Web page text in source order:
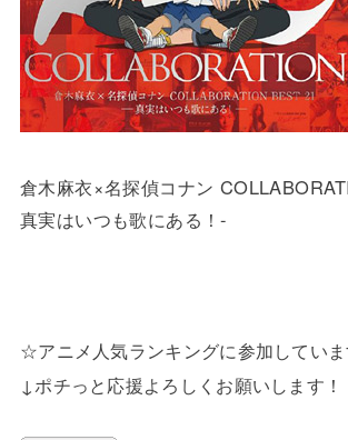
倉木麻衣×名探偵コナン
真実はいつも歌にある！-
☆アニメ人気ランキングに参加してい
↓ポチっと応援よろしくお願いします！